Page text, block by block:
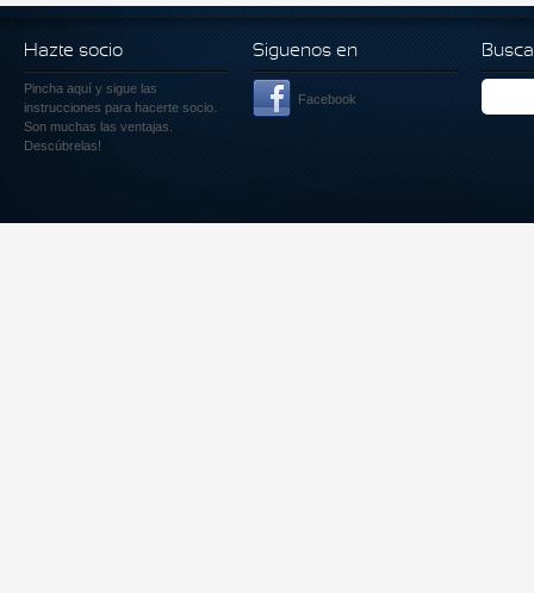
Hazte socio
Pincha aquí y sigue las
instrucciones para hacerte socio.
Son muchas las ventajas.
Descúbrelas!
Siguenos en
Facebook